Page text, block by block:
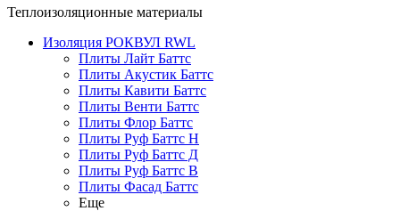
Теплоизоляционные материалы
Изоляция РОКВУЛ RWL
Плиты Лайт Баттс
Плиты Акустик Баттс
Плиты Кавити Баттс
Плиты Венти Баттс
Плиты Флор Баттс
Плиты Руф Баттс Н
Плиты Руф Баттс Д
Плиты Руф Баттс В
Плиты Фасад Баттс
Еще